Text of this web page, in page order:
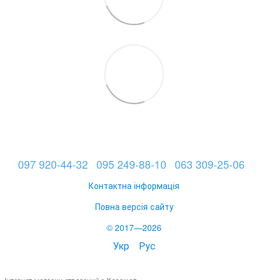
097 920-44-32 095 249-88-10 063 309-25-06
Контактна інформація
Повна версія сайту
© 2017—2026
Укр Рус